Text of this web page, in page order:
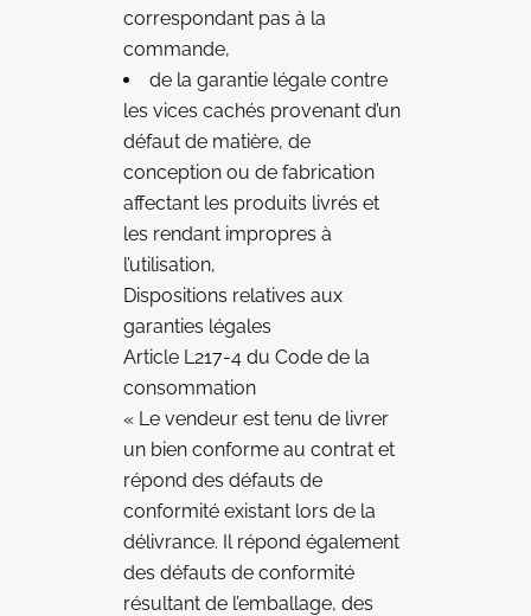
correspondant pas à la
commande,
de la garantie légale contre
les vices cachés provenant d’un
défaut de matière, de
conception ou de fabrication
affectant les produits livrés et
les rendant impropres à
l’utilisation,
Dispositions relatives aux
garanties légales
Article L217-4 du Code de la
consommation
« Le vendeur est tenu de livrer
un bien conforme au contrat et
répond des défauts de
conformité existant lors de la
délivrance. Il répond également
des défauts de conformité
résultant de l’emballage, des